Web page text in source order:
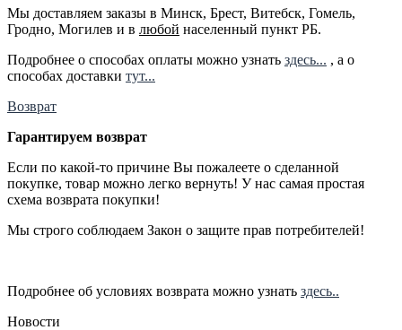
Мы доставляем заказы в Минск, Брест, Витебск, Гомель,
Гродно, Могилев и в любой населенный пункт РБ.
Подробнее о способах оплаты можно узнать здесь... , а о
способах доставки тут...
Возврат
Гарантируем возврат
Если по какой-то причине Вы пожалеете о сделанной
покупке, товар можно легко вернуть! У нас самая простая
схема возврата покупки!
Мы строго соблюдаем Закон о защите прав потребителей!
Подробнее об условиях возврата можно узнать здесь..
Новости